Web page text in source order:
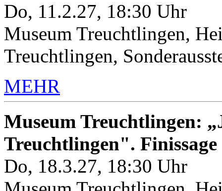
Do, 11.2.27, 18:30 Uhr
Museum Treuchtlingen,
Treuchtlingen,
MEHR
Museum Treuchtlingen:
Treuchtlingen". Finissage
Do, 18.3.27, 18:30 Uhr